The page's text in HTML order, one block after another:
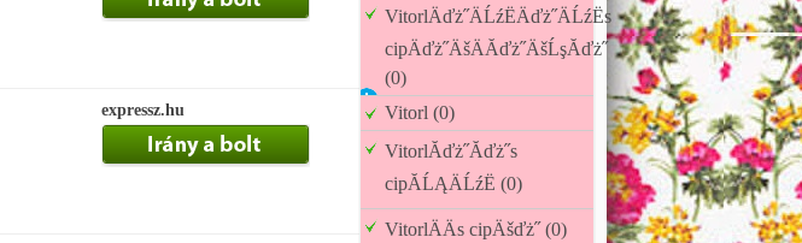
expressz.hu
VitorlÄďż˝ÄĹźËÄďż˝ÄĹźËs
cipÄďż˝ÄšÄĂďż˝ÄšĹşĂďż˝
(0)
Vitorl (0)
VitorlĂďż˝Ăďż˝s
cipĂĹĄÄĹźË (0)
VitorlÄÄs cipÄšďż˝ (0)